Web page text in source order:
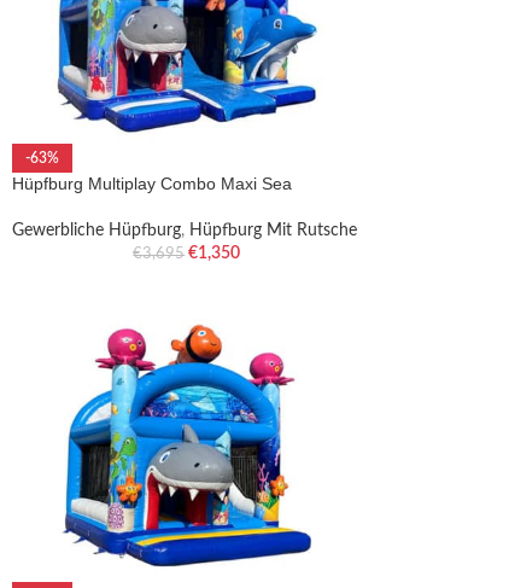
-63%
Hüpfburg Multiplay Combo Maxi Sea
Gewerbliche Hüpfburg, Hüpfburg Mit Rutsche
€3,695 €1,350